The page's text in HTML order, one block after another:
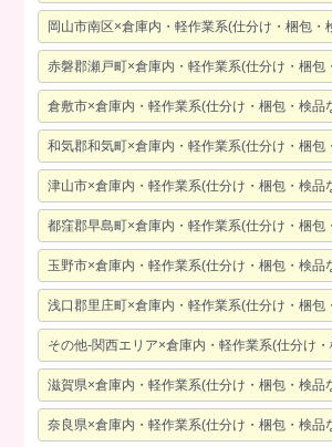
岡山市南区×倉庫内・軽作業系(仕分け・梱包・
赤磐郡瀬戸町×倉庫内・軽作業系(仕分け・梱包
倉敷市×倉庫内・軽作業系(仕分け・梱包・検品
和気郡和気町×倉庫内・軽作業系(仕分け・梱包
津山市×倉庫内・軽作業系(仕分け・梱包・検品
都窪郡早島町×倉庫内・軽作業系(仕分け・梱包
玉野市×倉庫内・軽作業系(仕分け・梱包・検品
浅口郡里庄町×倉庫内・軽作業系(仕分け・梱包
その他-関西エリア×倉庫内・軽作業系(仕分け
滋賀県×倉庫内・軽作業系(仕分け・梱包・検品
奈良県×倉庫内・軽作業系(仕分け・梱包・検品